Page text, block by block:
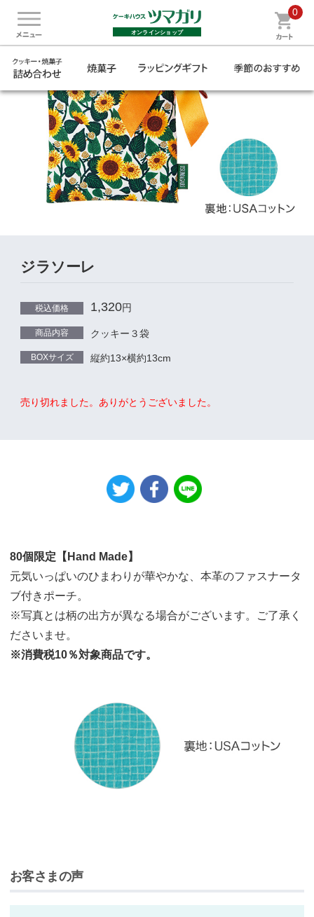
0
オンラインショップ
ジラソーレ
税込価格 1,320円
商品内容 クッキー３袋
BOXサイズ 縦約13×横約13cm
売り切れました。ありがとうございました。
80個限定【Hand Made】
元気いっぱいのひまわりが華やかな、本革のファスナータ
ブ付きポーチ。
※写真とは柄の出方が異なる場合がございます。ご了承く
ださいませ。
※消費税10％対象商品です。